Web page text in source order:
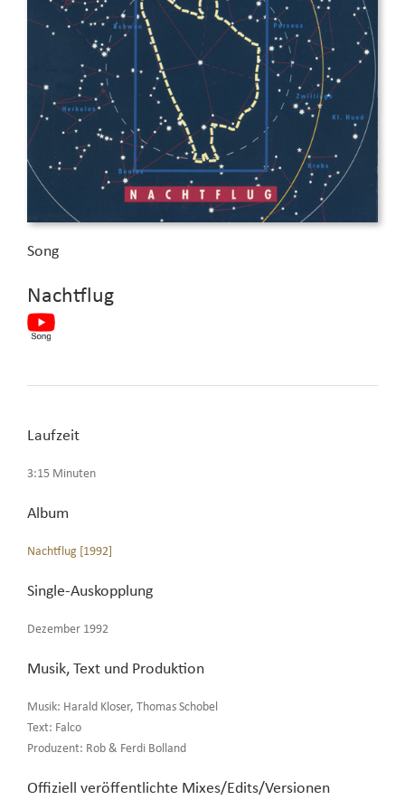
Song
Nachtflug
Laufzeit
3:15 Minuten
Album
Nachtflug [1992]
Single-Auskopplung
Dezember 1992
Musik, Text und Produktion
Musik: Harald Kloser, Thomas Schobel
Text: Falco
Produzent: Rob & Ferdi Bolland
Offiziell veröffentlichte Mixes/Edits/Versionen